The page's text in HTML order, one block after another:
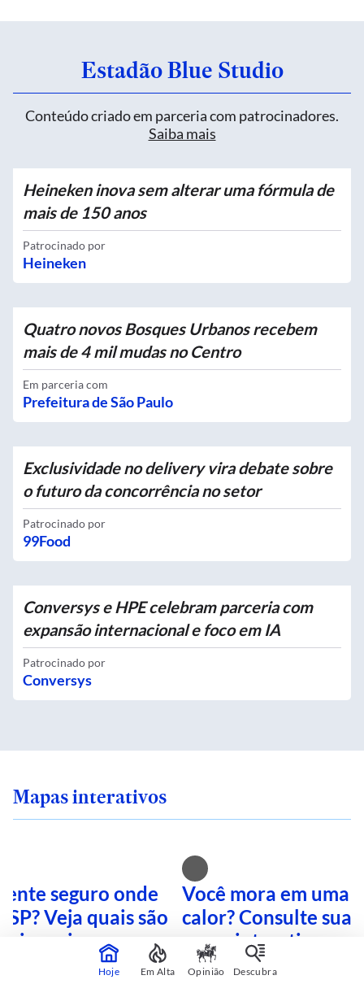
Estadão Blue Studio
Conteúdo criado em parceria com patrocinadores.
Saiba mais
Heineken inova sem alterar uma fórmula de
mais de 150 anos
Patrocinado por
Heineken
Quatro novos Bosques Urbanos recebem
mais de 4 mil mudas no Centro
Em parceria com
Prefeitura de São Paulo
Exclusividade no delivery vira debate sobre
o futuro da concorrência no setor
Patrocinado por
99Food
Conversys e HPE celebram parceria com
expansão internacional e foco em IA
Patrocinado por
Conversys
Mapas interativos
seguro onde
SP? Veja quais são
perigosas
Você mora em uma
calor? Consulte sua
mapa interativo
Hoje Em Alta Opinião Descubra